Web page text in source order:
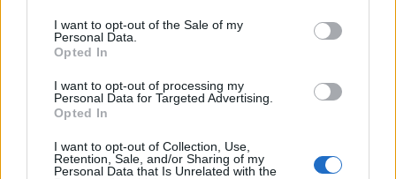
I want to opt-out of the Sale of my
Personal Data.
Opted In
I want to opt-out of processing my
Personal Data for Targeted Advertising.
Opted In
I want to opt-out of Collection, Use,
Retention, Sale, and/or Sharing of my
Personal Data that Is Unrelated with the
Językowe
Błędy językowe - sprawdź, które z nich
popełn...